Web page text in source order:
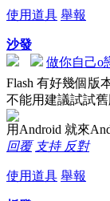
使用道具 舉報
沙發
做你自己o
Flash 有好幾個版
不能用建議試試舊
用Android 就來
回覆 支持 反對
使用道具 舉報